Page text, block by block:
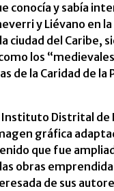
conocía y sabía
y Liévano en
ciudad del
los
de la Caridad de
Instituto Distrital
gráfica
que fue
obras
de sus